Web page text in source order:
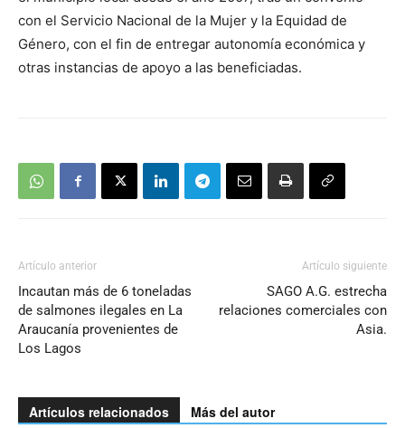
con el Servicio Nacional de la Mujer y la Equidad de
Género, con el fin de entregar autonomía económica y
otras instancias de apoyo a las beneficiadas.
Artículo anterior
Incautan más de 6 toneladas
de salmones ilegales en La
Araucanía provenientes de
Los Lagos
Artículo siguiente
SAGO A.G. estrecha
relaciones comerciales con
Asia.
Artículos relacionados Más del autor